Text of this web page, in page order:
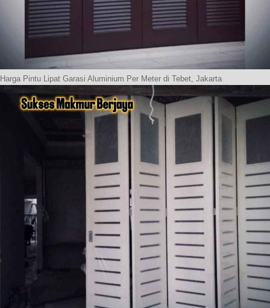
Harga Pintu Lipat Garasi Aluminium Per Meter di Tebet, Jakarta